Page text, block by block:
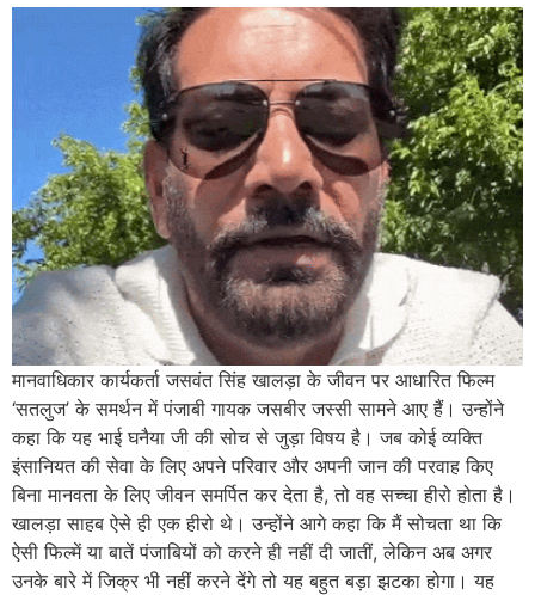
मानवाधिकार कार्यकर्ता जसवंत सिंह खालड़ा के जीवन पर आधारित फिल्म
‘सतलुज’ के समर्थन में पंजाबी गायक जसबीर जस्सी सामने आए हैं। उन्होंने
कहा कि यह भाई घनैया जी की सोच से जुड़ा विषय है। जब कोई व्यक्ति
इंसानियत की सेवा के लिए अपने परिवार और अपनी जान की परवाह किए
बिना मानवता के लिए जीवन समर्पित कर देता है, तो वह सच्चा हीरो होता है।
खालड़ा साहब ऐसे ही एक हीरो थे। उन्होंने आगे कहा कि मैं सोचता था कि
ऐसी फिल्में या बातें पंजाबियों को करने ही नहीं दी जातीं, लेकिन अब अगर
उनके बारे में जिक्र भी नहीं करने देंगे तो यह बहुत बड़ा झटका होगा। यह